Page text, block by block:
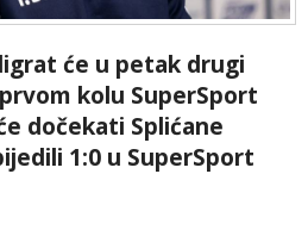
će u petak drugi
kolu SuperSport
dočekati Splićane
1:0 u SuperSport